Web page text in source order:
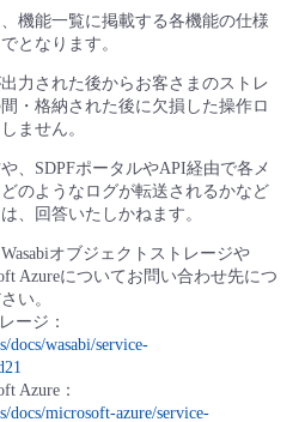
機能一覧に掲載する各機能の仕様
となります。
力された後からお客さまのストレ
・格納された後に欠損した操作ロ
ません。
、SDPFポータルやAPI経由で各メ
のようなログが転送されるかなど
、回答いたしかねます。
オブジェクトストレージや
Azureについてお問い合わせ先につ
い。
ージ：
docs/wasabi/service-
Azure：
docs/microsoft-azure/service-